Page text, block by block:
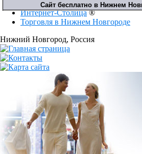
Интернет-Столица®
Торговля в Нижнем Новгороде
Нижний Новгород, Россия